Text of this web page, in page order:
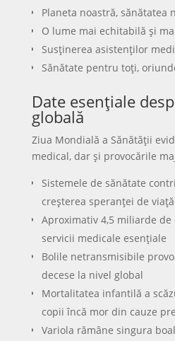
Planeta noastră, sănătatea
O lume mai echitabilă și
Susținerea asistenților
Sănătate pentru toți,
Date esențiale
globală
Ziua Mondială a Sănătății
medical, dar și provocările
Sistemele de sănătate
creșterea speranței de viață
Aproximativ 4,5 miliarde de
servicii medicale esențiale
Bolile netransmisibile
decese la nivel global
Mortalitatea infantilă a
copii încă mor din cauze
Variola rămâne singura